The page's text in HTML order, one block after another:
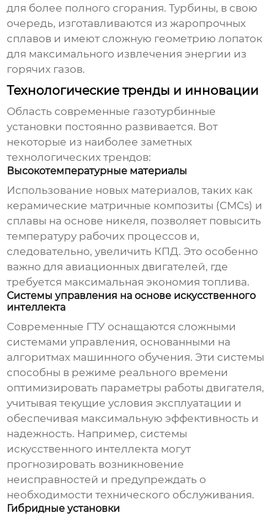
для более полного сгорания. Турбины, в свою
очередь, изготавливаются из жаропрочных
сплавов и имеют сложную геометрию лопаток
для максимального извлечения энергии из
горячих газов.
Технологические тренды и инновации
Область современные газотурбинные
установки постоянно развивается. Вот
некоторые из наиболее заметных
технологических трендов:
Высокотемпературные материалы
Использование новых материалов, таких как
керамические матричные композиты (CMCs) и
сплавы на основе никеля, позволяет повысить
температуру рабочих процессов и,
следовательно, увеличить КПД. Это особенно
важно для авиационных двигателей, где
требуется максимальная экономия топлива.
Системы управления на основе искусственного
интеллекта
Современные ГТУ оснащаются сложными
системами управления, основанными на
алгоритмах машинного обучения. Эти системы
способны в режиме реального времени
оптимизировать параметры работы двигателя,
учитывая текущие условия эксплуатации и
обеспечивая максимальную эффективность и
надежность. Например, системы
искусственного интеллекта могут
прогнозировать возникновение
неисправностей и предупреждать о
необходимости технического обслуживания.
Гибридные установки